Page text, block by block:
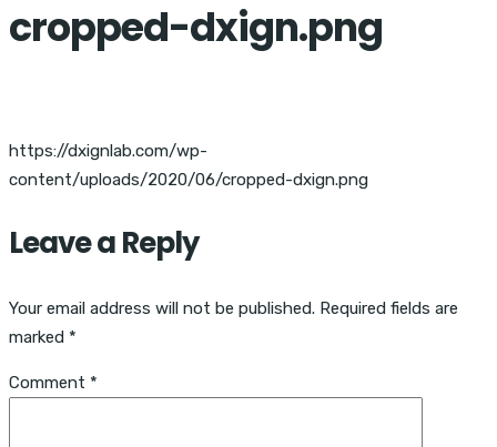
cropped-dxign.png
https://dxignlab.com/wp-
content/uploads/2020/06/cropped-dxign.png
Leave a Reply
Your email address will not be published. Required fields are
marked *
Comment *